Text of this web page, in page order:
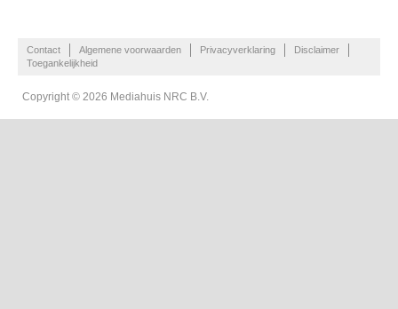
Contact Algemene voorwaarden Privacyverklaring
Disclaimer
Toegankelijkheid
Copyright © 2026 Mediahuis NRC B.V.